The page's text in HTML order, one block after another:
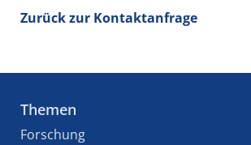
Zurück zur Kontaktanfrage
Themen
Forschung